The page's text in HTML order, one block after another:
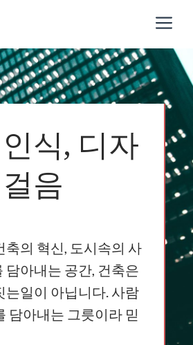
식, 디자
음
축의 혁신, 도시속의 사
담아내는 공간, 건축은
는일이 아닙니다. 사람
담아내는 그릇이라 믿